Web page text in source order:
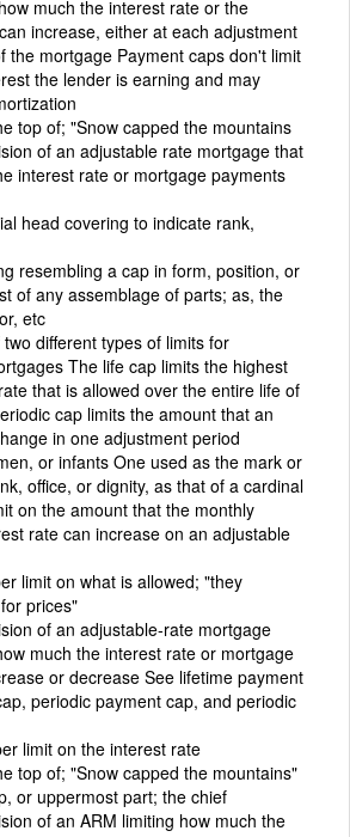
much the interest rate or the
increase, either at each adjustment
the mortgage Payment caps don't limit
the lender is earning and may
top of; "Snow capped the mountains
of an adjustable rate mortgage that
interest rate or mortgage payments
head covering to indicate rank,
resembling a cap in form, position, or
of any assemblage of parts; as, the
etc
different types of limits for
The life cap limits the highest
that is allowed over the entire life of
cap limits the amount that an
in one adjustment period
or infants One used as the mark or
office, or dignity, as that of a cardinal
on the amount that the monthly
rate can increase on an adjustable
limit on what is allowed; "they
prices"
of an adjustable-rate mortgage
much the interest rate or mortgage
or decrease See lifetime payment
periodic payment cap, and periodic
limit on the interest rate
top of; "Snow capped the mountains"
or uppermost part; the chief
of an ARM limiting how much the